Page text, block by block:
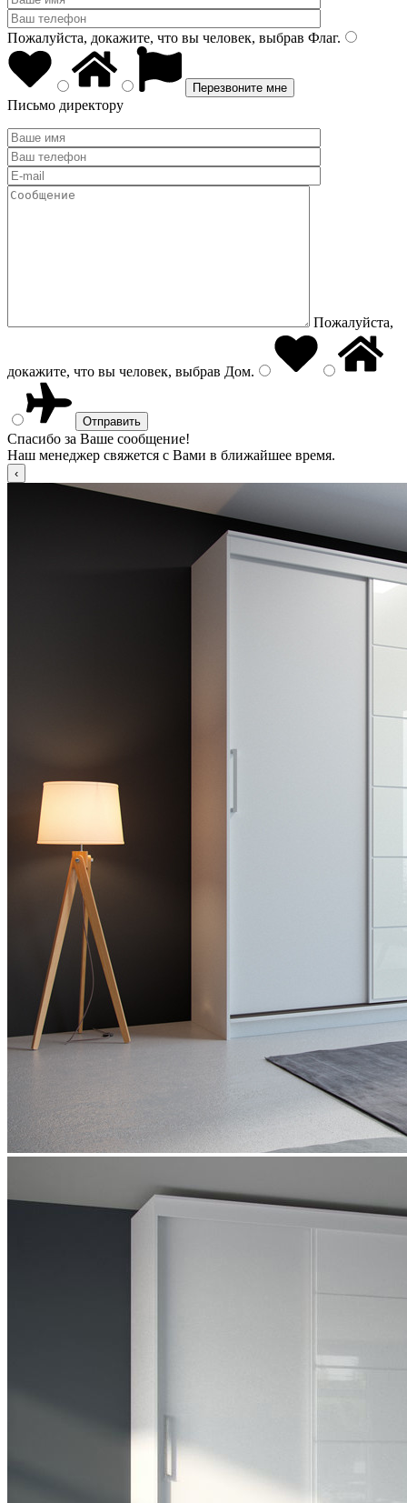
Пожалуйста, докажите, что вы человек, выбрав Флаг.
Письмо директору
Пожалуйста,
докажите, что вы человек, выбрав Дом.
Спасибо за Ваше сообщение!
Наш менеджер свяжется с Вами в ближайшее время.